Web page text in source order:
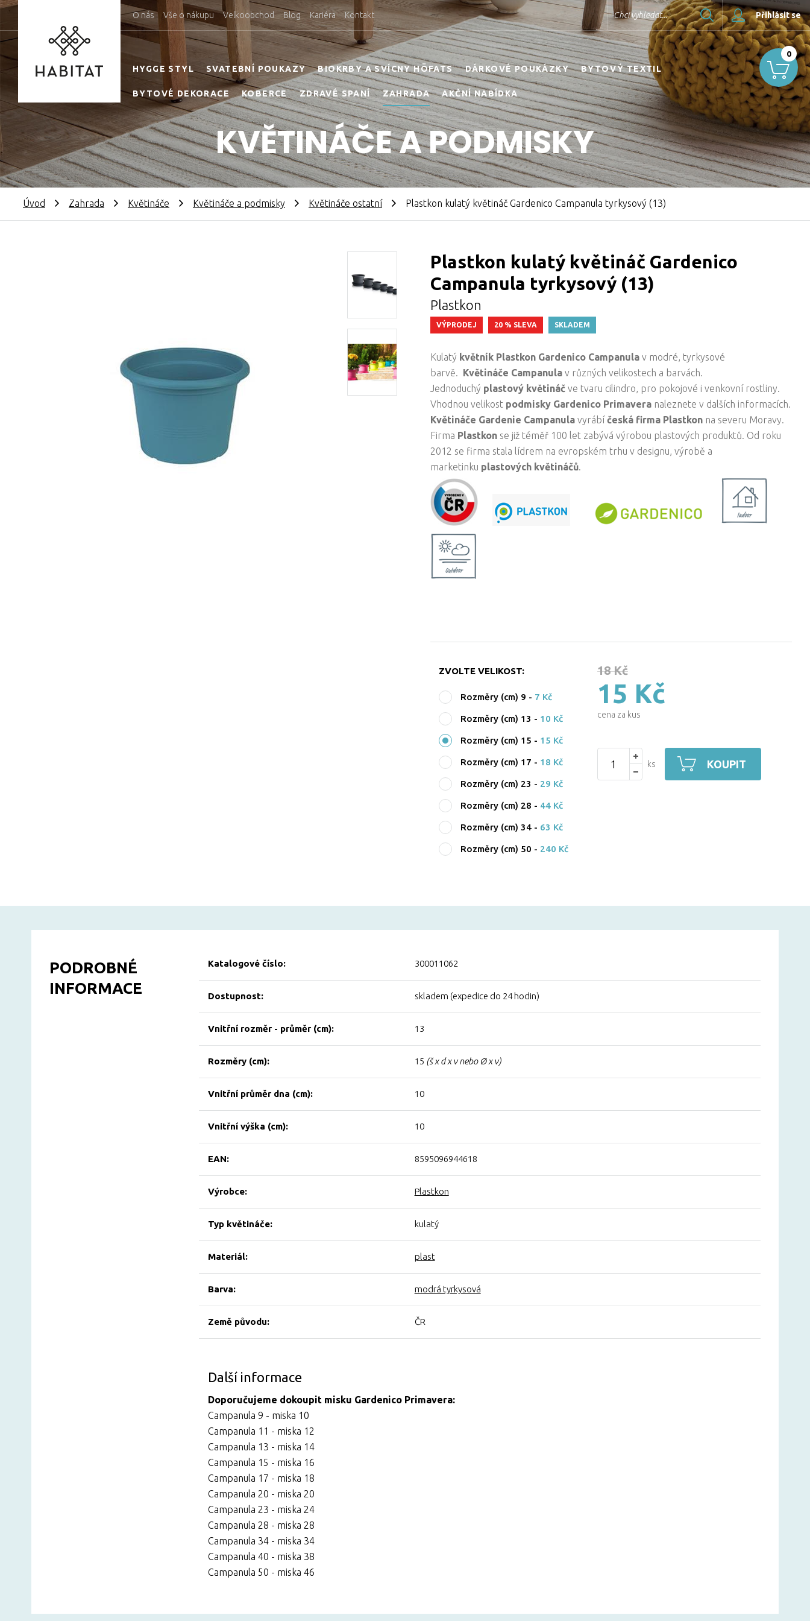
O nás Vše o nákupu Velkoobchod Blog Kariéra Kontakt Přihlásit se
Chci vyhledat... Hledat
HYGGE STYL SVATEBNÍ POUKAZY BIOKRBY A SVÍCNY HÖFATS DÁRKOVÉ POUKÁZKY BYTOVÝ TEXTIL
BYTOVÉ DEKORACE KOBERCE ZDRAVÉ SPANÍ ZAHRADA AKČNÍ NABÍDKA
KVĚTINÁČE A PODMISKY
0
Úvod Zahrada Květináče Květináče a podmisky Květináče ostatní Plastkon kulatý květináč Gardenico Campanula tyrkysový (13)
Plastkon kulatý květináč Gardenico
Campanula tyrkysový (13)
Plastkon
VÝPRODEJ 20 % SLEVA SKLADEM
Kulatý květník Plastkon Gardenico Campanula v modré, tyrkysové
barvě. Květináče Campanulav různých velikostech a barvách.
Jednoduchý plastový květináč ve tvaru cilindro, pro pokojové i venkovní rostliny.
Vhodnou velikost podmisky Gardenico Primavera naleznete v dalších informacích.
Květináče Gardenie Campanulavyrábíčeská firma Plastkon na severu Moravy.
Firma Plastkon se již téměř 100 let zabývá výrobou plastových produktů. Od roku
2012 se firma stala lídrem na evropském trhu v designu, výrobě a
marketinku plastových květináčů.
ZVOLTE VELIKOST:
Rozměry (cm) 9 - 7 Kč
Rozměry (cm) 13 - 10 Kč
Rozměry (cm) 15 - 15 Kč
Rozměry (cm) 17 - 18 Kč
Rozměry (cm) 23 - 29 Kč
Rozměry (cm) 28 - 44 Kč
Rozměry (cm) 34 - 63 Kč
Rozměry (cm) 50 - 240 Kč
18 Kč
15 Kč
cena za kus
ks KOUPIT
PODROBNÉ
INFORMACE
Katalogové číslo: 300011062
Dostupnost: skladem (expedice do 24 hodin)
Vnitřní rozměr - průměr (cm): 13
Rozměry (cm): 15 (š x d x v nebo Ø x v)
Vnitřní průměr dna (cm): 10
Vnitřní výška (cm): 10
EAN: 8595096944618
Výrobce: Plastkon
Typ květináče: kulatý
Materiál: plast
Barva: modrá tyrkysová
Země původu: ČR
Další informace
Doporučujeme dokoupit misku Gardenico Primavera:
Campanula 9 - miska 10
Campanula 11 - miska 12
Campanula 13 - miska 14
Campanula 15 - miska 16
Campanula 17 - miska 18
Campanula 20 - miska 20
Campanula 23 - miska 24
Campanula 28 - miska 28
Campanula 34 - miska 34
Campanula 40 - miska 38
Campanula 50 - miska 46